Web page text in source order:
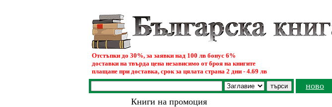
Отстъпки до 30%, за заявки над 100 лв бонус 6%
доставки на твърда цена независимо от броя на книгите
плащане при доставка, срок за цялата страна 2 дни - 4.69 лв
ново
Книги на промоция